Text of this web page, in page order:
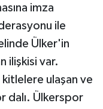
imza
ile
Ülker'in
ilişkisi var.
ulaşan ve
dalı. Ülkerspor